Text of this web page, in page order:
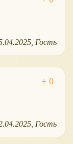
Гость
Гость